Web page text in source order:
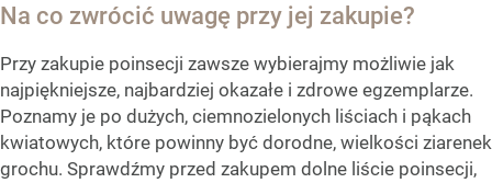
Na co zwrócić uwagę przy jej zakupie?
Przy zakupie poinsecji zawsze wybierajmy możliwie jak
najpiękniejsze, najbardziej okazałe i zdrowe egzemplarze.
Poznamy je po dużych, ciemnozielonych liściach i pąkach
kwiatowych, które powinny być dorodne, wielkości ziarenek
grochu. Sprawdźmy przed zakupem dolne liście poinsecji,